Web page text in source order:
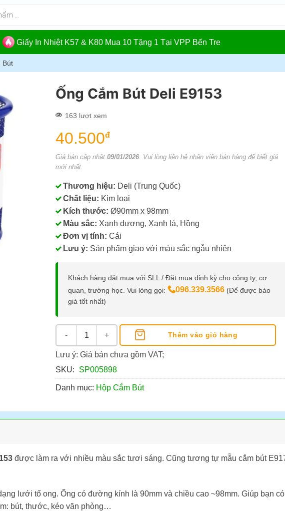
Giấy In Nhiệt K57 & K80 Mua 10 Tặng 1 Tại VPP Bến Tre
Bút
Ống Cắm Bút Deli E9153
163 lượt xem
40.500đ
Giá bán cập nhật 09/01/2026 . Vui lòng liên hệ nhân viên bán hàng để biết giá
mới nhất.
Thương hiệu: Deli (Trung Quốc)
Chất liệu: Kim loại
Kích thước: Ø90mm x 98mm
Màu sắc: Xanh dương, Xanh lá, Hồng
Đơn vị tính: Cái
Lưu ý: Sản phẩm giao với màu sắc ngẫu nhiên
Khách hàng đặt mua với SLL / Đặt mua định kỳ cho công ty, cơ
quan, trường học. Vui lòng gọi:
096.339.3566 (Để được báo
giá tốt nhất)
Ống Cắm Bút Deli E9153 số lượng
Thêm vào giỏ hàng
Lưu ý: Giá bán chưa gồm VAT;
SKU:
SP005898
Danh mục: Hộp Cắm Bút
được làm ra với nhiều màu sắc tươi sáng. Cũng tương tự mẫu cắm bút
lưới tổ ong. Ống có đường kính là 90mm và chiều cao ~98mm. Giúp bạn
bút, thước, kéo văn phòng…